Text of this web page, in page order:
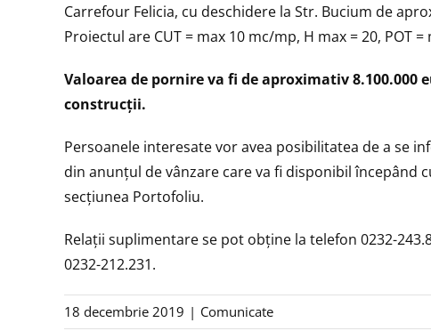
Carrefour Felicia, cu deschidere la Str. Bucium de
Proiectul are CUT = max 10 mc/mp, H max = 20, POT =
Valoarea de pornire va fi de aproximativ
construcții.
Persoanele interesate vor avea posibilitatea de a se
din anunțul de vânzare care va fi disponibil începând
secțiunea Portofoliu.
Relaţii suplimentare se pot obţine la telefon 0232-
0232-212.231.
18 decembrie 2019 | Comunicate